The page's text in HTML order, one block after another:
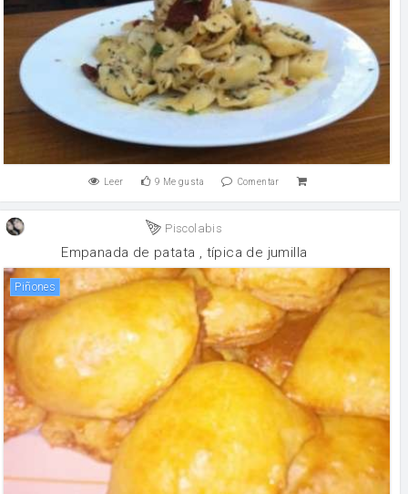
Leer 9 Me gusta Comentar
Piscolabis
Empanada de patata , típica de jumilla
Piñones